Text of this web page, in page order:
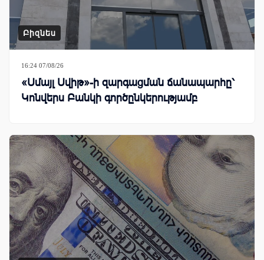
Բիզնես
16:24 07/08/26
«Սմայլ Սվիթ»-ի զարգացման ճանապարհը՝
Կոնվերս Բանկի գործընկերությամբ